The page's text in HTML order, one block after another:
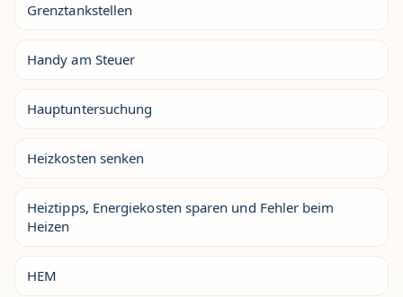
Grenztankstellen
Handy am Steuer
Hauptuntersuchung
Heizkosten senken
Heiztipps, Energiekosten sparen und Fehler beim
Heizen
HEM